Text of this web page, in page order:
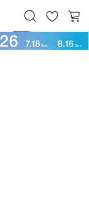
お
気
カ
ー